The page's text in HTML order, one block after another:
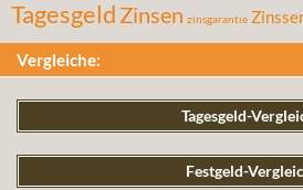
Tagesgeld Zinsen zinsgarantie
Vergleiche:
Tagesgeld-
Festgeld-